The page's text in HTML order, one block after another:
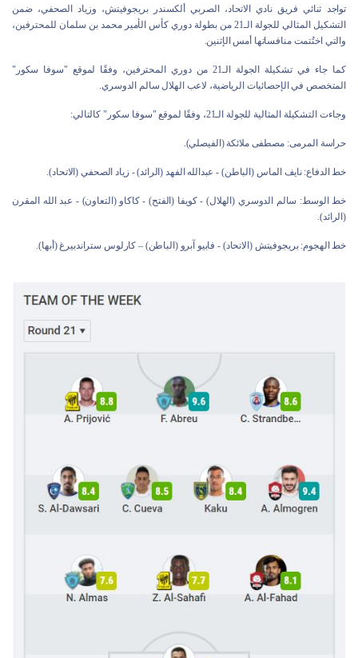
تواجد ثنائي فريق نادي الاتحاد، الصربي ألكسندر بريجوفيتش، وزياد الصحفي، ضمن
التشكيل المثالي للجولة الـ21 من بطولة دوري كأس الأمير محمد بن سلمان للمحترفين،
والتي اختُتمت منافساتها أمس الإثنين.
كما جاء في تشكيلة الجولة الـ21 من دوري المحترفين، وفقًا لموقع "سوفا سكور"
المتخصص في الإحصائيات الرياضية، لاعب الهلال سالم الدوسري.
وجاءت التشكيلة المثالية للجولة الـ21، وفقًا لموقع "سوفا سكور" كالتالي:
حراسة المرمى: مصطفى ملائكة (الفيصلي).
خط الدفاع: نايف الماس (الباطن) - عبدالله الفهد (الرائد) - زياد الصحفي (الاتحاد).
خط الوسط: سالم الدوسري (الهلال) - كويفا (الفتح) - كاكاو (التعاون) - عبد الله المقرن
(الرائد).
خط الهجوم: بريجوفيتش (الاتحاد) - فابيو آبرو (الباطن) – كارلوس ستراندبيرغ (أبها).